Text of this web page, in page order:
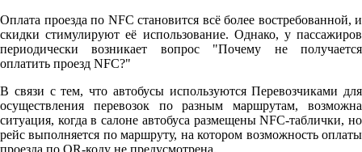
Оплата проезда по NFC становится всё более востребованной, и
скидки стимулируют её использование. Однако, у пассажиров
периодически возникает вопрос "Почему не получается
оплатить проезд NFC?"
В связи с тем, что автобусы используются Перевозчиками для
осуществления перевозок по разным маршрутам, возможна
ситуация, когда в салоне автобуса размещены NFC-таблички, но
рейс выполняется по маршруту, на котором возможность оплаты
проезда по QR-коду не предусмотрена.